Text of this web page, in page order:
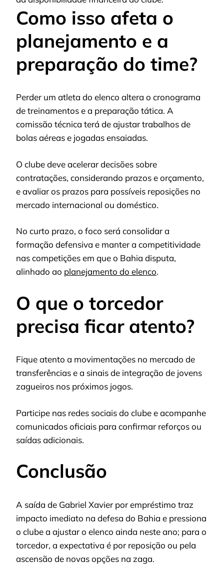
Como isso afeta o
planejamento e a
preparação do time?
Perder um atleta do elenco altera o cronograma
de treinamentos e a preparação tática. A
comissão técnica terá de ajustar trabalhos de
bolas aéreas e jogadas ensaiadas.
O clube deve acelerar decisões sobre
contratações, considerando prazos e orçamento,
e avaliar os prazos para possíveis reposições no
mercado internacional ou doméstico.
No curto prazo, o foco será consolidar a
formação defensiva e manter a competitividade
nas competições em que o Bahia disputa,
alinhado ao planejamento do elenco.
O que o torcedor
precisa ficar atento?
Fique atento a movimentações no mercado de
transferências e a sinais de integração de jovens
zagueiros nos próximos jogos.
Participe nas redes sociais do clube e acompanhe
comunicados oficiais para confirmar reforços ou
saídas adicionais.
Conclusão
A saída de Gabriel Xavier por empréstimo traz
impacto imediato na defesa do Bahia e pressiona
o clube a ajustar o elenco ainda neste ano; para o
torcedor, a expectativa é por reposição ou pela
ascensão de novas opções na zaga.